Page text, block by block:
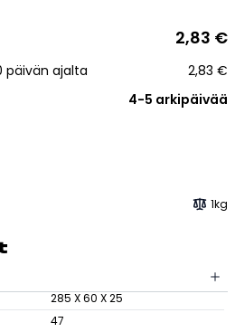
2,83 €
päivän ajalta 2,83 €
4-5 arkipäivää
1kg
285 X 60 X 25
47